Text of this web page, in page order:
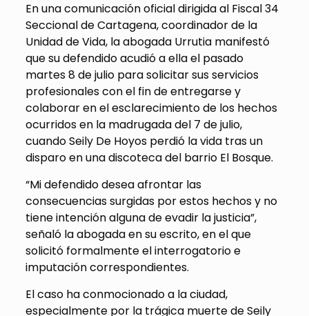
En una comunicación oficial dirigida al Fiscal 34
Seccional de Cartagena, coordinador de la
Unidad de Vida, la abogada Urrutia manifestó
que su defendido acudió a ella el pasado
martes 8 de julio para solicitar sus servicios
profesionales con el fin de entregarse y
colaborar en el esclarecimiento de los hechos
ocurridos en la madrugada del 7 de julio,
cuando Seily De Hoyos perdió la vida tras un
disparo en una discoteca del barrio El Bosque.
“Mi defendido desea afrontar las
consecuencias surgidas por estos hechos y no
tiene intención alguna de evadir la justicia”,
señaló la abogada en su escrito, en el que
solicitó formalmente el interrogatorio e
imputación correspondientes.
El caso ha conmocionado a la ciudad,
especialmente por la trágica muerte de Seily